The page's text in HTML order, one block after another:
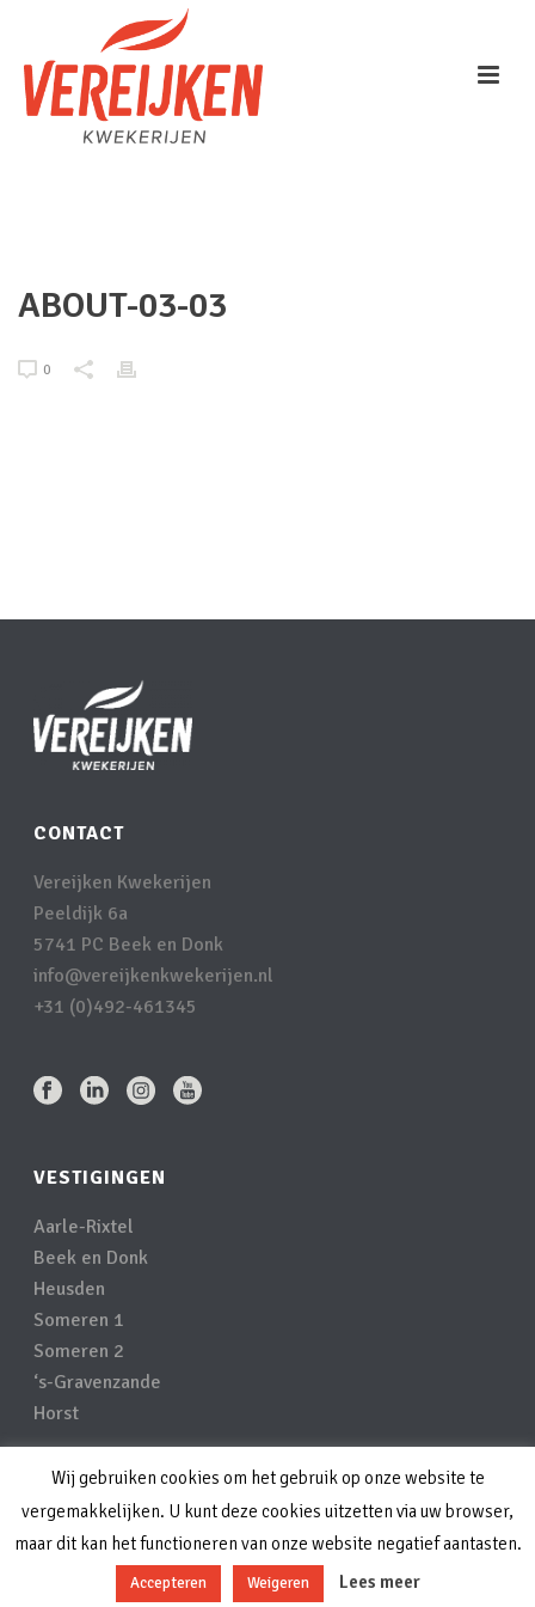
ABOUT-03-03
0
CONTACT
Vereijken Kwekerijen
Peeldijk 6a
5741 PC Beek en Donk
info@vereijkenkwekerijen.nl
+31 (0)492-461345
VESTIGINGEN
Aarle-Rixtel
Beek en Donk
Heusden
Someren 1
Someren 2
‘s-Gravenzande
Horst
Privacyverklaring
Disclaimer
Wij gebruiken cookies om het gebruik op onze website te
vergemakkelijken. U kunt deze cookies uitzetten via uw browser,
maar dit kan het functioneren van onze website negatief aantasten.
Accepteren Weigeren Lees meer